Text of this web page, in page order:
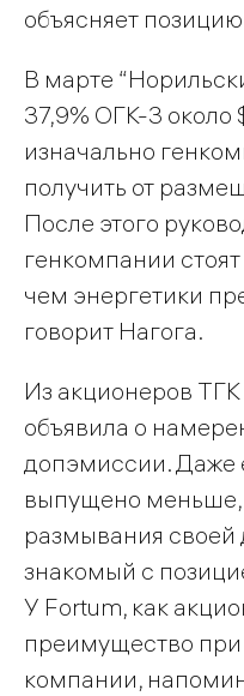
объясняет
В марте
37,9% ОГК-3 около
изначально
получить от
После этого
генкомпании
чем энергетики
говорит Нагога.
Из акционеров
объявила о
допэмиссии. Даже
выпущено меньше,
размывания своей
знакомый с
У Fortum, как
преимущество при
компании,